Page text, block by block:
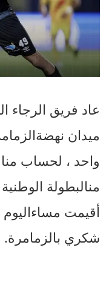
عاد فريق الرجاء
ميدان نهضة
واحد ، لحساب
منالبطولة الوطنية
أقيمت مساءاليوم
شكري بالزمامرة.